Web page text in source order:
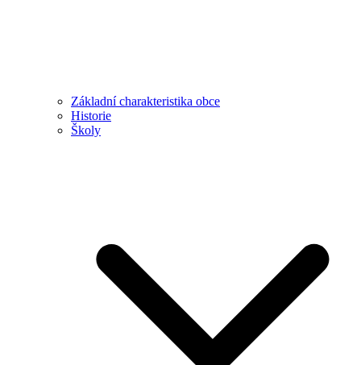
Základní charakteristika obce
Historie
Školy